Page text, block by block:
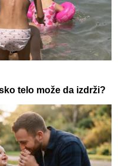
telo može da izdrži?